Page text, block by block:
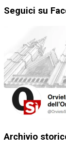
Seguici su
Archivio